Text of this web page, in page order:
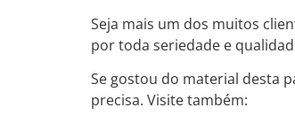
Seja mais um dos muitos
por toda seriedade e
Se gostou do material desta
precisa. Visite também: